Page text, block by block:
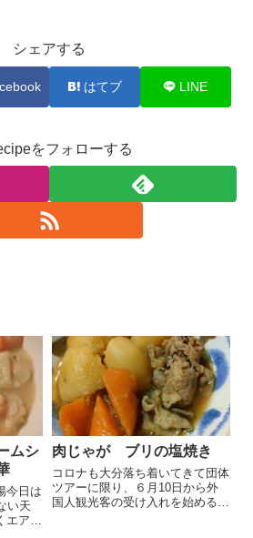
シェアする
はてブ LINE
をフォローする
ムシ
今日は
い天
エアコ
肉じゃが ブリの塩焼き
コロナも大分落ち着いてきて団体
ツアーに限り、６月10日から外
国人観光客の受け入れを始めるそ